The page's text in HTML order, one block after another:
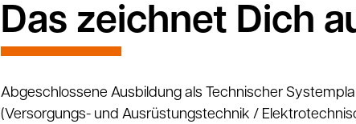
Das zeichnet Dich
Abgeschlossene Ausbildung als Technischer
(Versorgungs- und Ausrüstungstechnik /